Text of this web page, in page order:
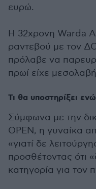
ευρώ.
Η 32χρονη Warda
ραντεβού με τον
πρόλαβε να
πρωί είχε
Τι θα υποστηρίξει
Σύμφωνα με την
ΟΡΕΝ, η γυναίκα
«γιατί δε
προσθέτοντας ότι
κατηγορία για τον